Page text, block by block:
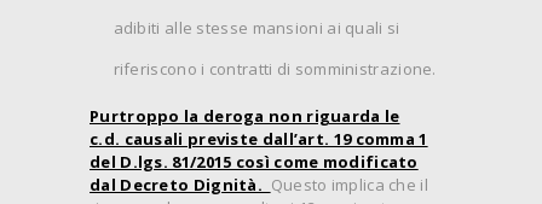
adibiti alle stesse mansioni ai quali si
riferiscono i contratti di somministrazione.
Purtroppo la deroga non riguarda le
c.d. causali previste dall’art. 19 comma 1
del D.lgs. 81/2015 così come modificato
dal Decreto Dignità. Questo implica che il